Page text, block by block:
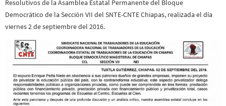
Resolutivos de la Asamblea Estatal Permanente del Bloque
Democrático de la Sección VII del SNTE-CNTE Chiapas, realizada el día
viernes 2 de septiembre del 2016.